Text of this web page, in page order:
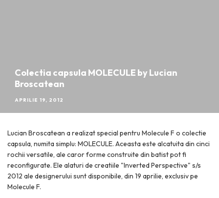
Colectia capsula MOLECULE by Lucian
Broscatean
APRILIE 19, 2012
Lucian Broscatean a realizat special pentru Molecule F o colectie
capsula, numita simplu: MOLECULE. Aceasta este alcatuita din cinci
rochii versatile, ale caror forme construite din batist pot fi
reconfigurate. Ele alaturi de creatiile "Inverted Perspective" s/s
2012 ale designerului sunt disponibile, din 19 aprilie, exclusiv pe
Molecule F.